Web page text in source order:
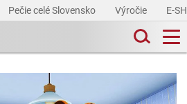
Pečie celé Slovensko Výročie E-